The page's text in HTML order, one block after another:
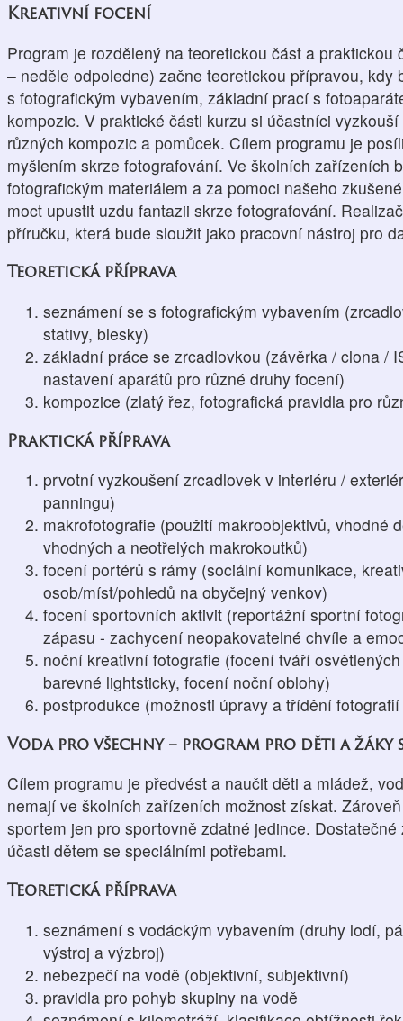
Kreativní focení
Program je rozdělený na teoretickou část a
– neděle odpoledne) začne teoretickou přípravou,
s fotografickým vybavením, základní prací s
kompozic. V praktické části kurzu si účastníci
různých kompozic a pomůcek. Cílem programu je
myšlením skrze fotografování. Ve školních zařízeních
fotografickým materiálem a za pomoci našeho
moct upustit uzdu fantazii skrze fotografování.
příručku, která bude sloužit jako pracovní nástroj pro
Teoretická příprava
seznámení se s fotografickým vybavením
stativy, blesky)
základní práce se zrcadlovkou (závěrka / clona /
nastavení aparátů pro různé druhy focení)
kompozice (zlatý řez, fotografická pravidla pro
Praktická příprava
prvotní vyzkoušení zrcadlovek v interiéru /
panningu)
makrofotografie (použití makroobjektivů, vhodné
vhodných a neotřelých makrokoutků)
focení portérů s rámy (sociální komunikace,
osob/míst/pohledů na obyčejný venkov)
focení sportovních aktivit (reportážní sportní
zápasu - zachycení neopakovatelné chvíle a
noční kreativní fotografie (focení tváří
barevné lightsticky, focení noční oblohy)
postprodukce (možnosti úpravy a třídění
Voda pro všechny – program pro děti a žáky
Cílem programu je předvést a naučit děti a mládež,
nemají ve školních zařízeních možnost získat.
sportem jen pro sportovně zdatné jedince.
účasti dětem se speciálními potřebami.
Teoretická příprava
seznámení s vodáckým vybavením (druhy lodí,
výstroj a výzbroj)
nebezpečí na vodě (objektivní, subjektivní)
pravidla pro pohyb skupiny na vodě